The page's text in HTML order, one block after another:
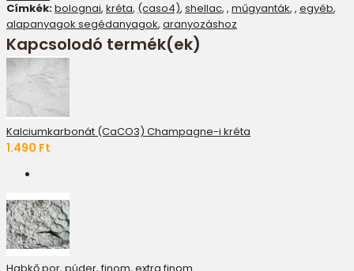
Címkék:bolognai, kréta, (caso4), shellac, , műgyanták, , egyéb,
alapanyagok segédanyagok, aranyozáshoz
Kapcsolodó termék(ek)
Kalciumkarbonát (CaCO3) Champagne-i kréta
1.490 Ft